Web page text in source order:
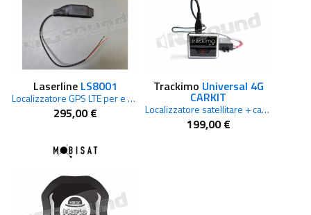
Laserline LS8001
Localizzatore GPS LTE per e bike, moto e auto
295,00 €
Trackimo Universal 4G
CARKIT
Localizzatore satellitare + cablaggio per installazione + 1 anno servizi incluso
199,00 €